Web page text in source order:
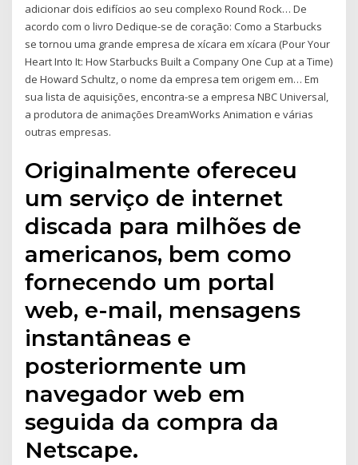
adicionar dois edifícios ao seu complexo Round Rock… De
acordo com o livro Dedique-se de coração: Como a Starbucks
se tornou uma grande empresa de xícara em xícara (Pour Your
Heart Into It: How Starbucks Built a Company One Cup at a Time)
de Howard Schultz, o nome da empresa tem origem em… Em
sua lista de aquisições, encontra-se a empresa NBC Universal,
a produtora de animações DreamWorks Animation e várias
outras empresas.
Originalmente ofereceu
um serviço de internet
discada para milhões de
americanos, bem como
fornecendo um portal
web, e-mail, mensagens
instantâneas e
posteriormente um
navegador web em
seguida da compra da
Netscape.